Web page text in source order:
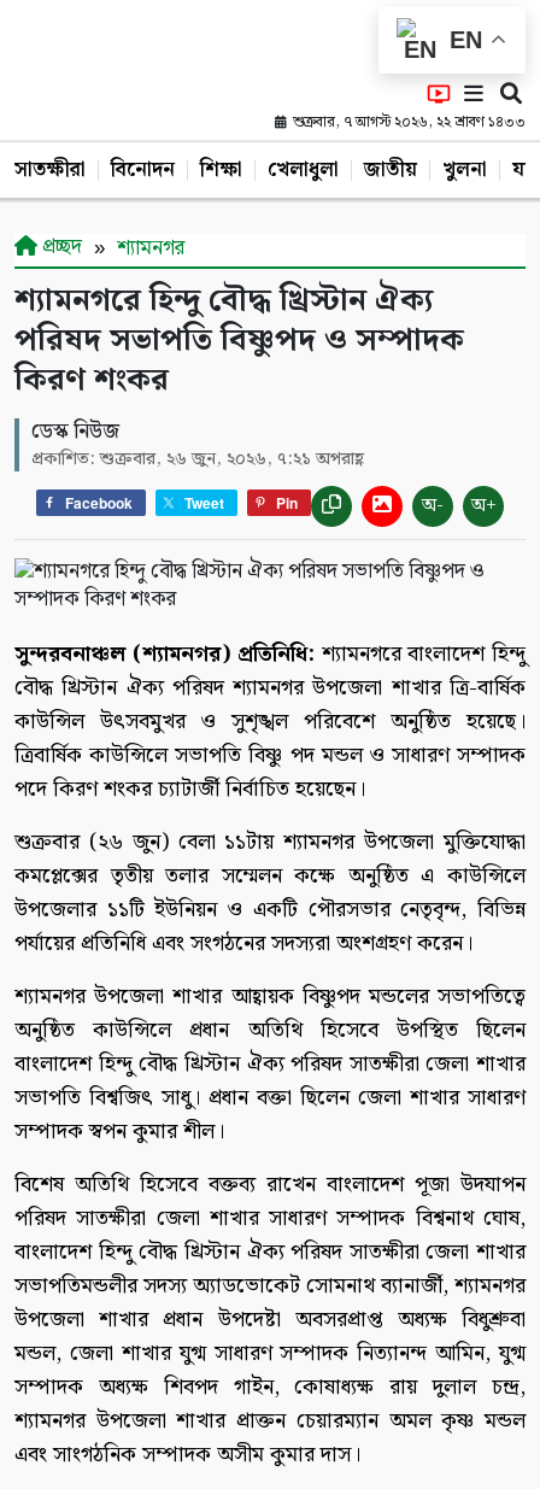
EN
শুক্রবার, ৭ আগস্ট ২০২৬, ২২ শ্রাবণ ১৪৩৩
সাতক্ষীরা বিনোদন শিক্ষা খেলাধুলা জাতীয় খুলনা
প্রচ্ছদ শ্যামনগর
শ্যামনগরে হিন্দু বৌদ্ধ খ্রিস্টান ঐক্য
পরিষদ সভাপতি বিষ্ণুপদ ও সম্পাদক
কিরণ শংকর
ডেস্ক নিউজ
প্রকাশিত: শুক্রবার, ২৬ জুন, ২০২৬, ৭:২১ অপরাহ্ণ
Facebook Tweet Pin অ- অ+
সুন্দরবনাঞ্চল (শ্যামনগর) প্রতিনিধি: শ্যামনগরে বাংলাদেশ হিন্দু
বৌদ্ধ খ্রিস্টান ঐক্য পরিষদ শ্যামনগর উপজেলা শাখার ত্রি-বার্ষিক
কাউন্সিল উৎসবমুখর ও সুশৃঙ্খল পরিবেশে অনুষ্ঠিত হয়েছে।
ত্রিবার্ষিক কাউন্সিলে সভাপতি বিষ্ণু পদ মন্ডল ও সাধারণ সম্পাদক
পদে কিরণ শংকর চ্যাটার্জী নির্বাচিত হয়েছেন।
শুক্রবার (২৬ জুন) বেলা ১১টায় শ্যামনগর উপজেলা মুক্তিযোদ্ধা
কমপ্লেক্সের তৃতীয় তলার সম্মেলন কক্ষে অনুষ্ঠিত এ কাউন্সিলে
উপজেলার ১১টি ইউনিয়ন ও একটি পৌরসভার নেতৃবৃন্দ, বিভিন্ন
পর্যায়ের প্রতিনিধি এবং সংগঠনের সদস্যরা অংশগ্রহণ করেন।
শ্যামনগর উপজেলা শাখার আহ্বায়ক বিষ্ণুপদ মন্ডলের সভাপতিত্বে
অনুষ্ঠিত কাউন্সিলে প্রধান অতিথি হিসেবে উপস্থিত ছিলেন
বাংলাদেশ হিন্দু বৌদ্ধ খ্রিস্টান ঐক্য পরিষদ সাতক্ষীরা জেলা শাখার
সভাপতি বিশ্বজিৎ সাধু। প্রধান বক্তা ছিলেন জেলা শাখার সাধারণ
সম্পাদক স্বপন কুমার শীল।
বিশেষ অতিথি হিসেবে বক্তব্য রাখেন বাংলাদেশ পূজা উদযাপন
পরিষদ সাতক্ষীরা জেলা শাখার সাধারণ সম্পাদক বিশ্বনাথ ঘোষ,
বাংলাদেশ হিন্দু বৌদ্ধ খ্রিস্টান ঐক্য পরিষদ সাতক্ষীরা জেলা শাখার
সভাপতিমন্ডলীর সদস্য অ্যাডভোকেট সোমনাথ ব্যানার্জী, শ্যামনগর
উপজেলা শাখার প্রধান উপদেষ্টা অবসরপ্রাপ্ত অধ্যক্ষ বিধুশ্রুবা
মন্ডল, জেলা শাখার যুগ্ম সাধারণ সম্পাদক নিত্যানন্দ আমিন, যুগ্ম
সম্পাদক অধ্যক্ষ শিবপদ গাইন, কোষাধ্যক্ষ রায় দুলাল চন্দ্র,
শ্যামনগর উপজেলা শাখার প্রাক্তন চেয়ারম্যান অমল কৃষ্ণ মন্ডল
এবং সাংগঠনিক সম্পাদক অসীম কুমার দাস।